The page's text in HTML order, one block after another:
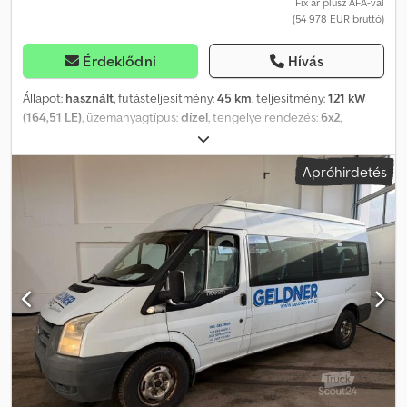
(54 978 EUR bruttó)
Érdeklődni Hívás
Állapot: használt, futásteljesítmény:45 km, teljesítmény:121 kW
(164,51 LE), üzemanyagtípus:dízel, tengelyelrendezés:6x2,
, össztömeg:
helyezés:12/2025, következő vizsga (TÜV):12/2026, kibocsátási
, építési magasság:
2 059 mm, Felszereltség:
ABS,
elektronikus stabilitásprogram (ESP), fedélzeti számítógép,
immobilizerrendszer, kipörgésgátló, koromszűrő, ködlámpák,
központi zár, légkondicionálás, légzsák, navigációs rendszer,
tempomat, tolóajtó, AKH, legfeljebb 3,5 tonnáig (felár ellenében).
Karosszéria-változat: magas tető, automata váltó – típusa: 10R80
(10 fokozatú), kétzónás automata klíma, digitális tachográf,
második kulcs távirányítóval, behajtható, külső tükrök
elektromosan állíthatóak és fűthetőek, külső tükrök elektromosan
behajthatóak, elektromos ablakemelők, fedélzeti számítógép,
digitális rádió (DAB/DAB+) multifunkciós kijelzővel, indítássegítő
lejtőn, sávtartó asszisztens fáradtságérzékelővel,
Apróhirdetés